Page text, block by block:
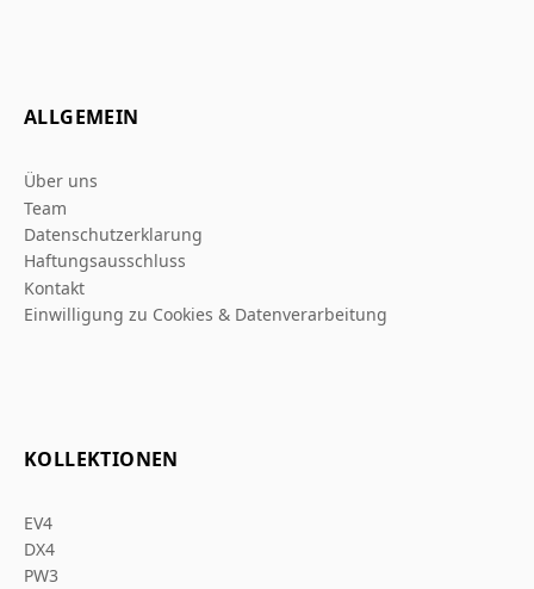
ALLGEMEIN
Über uns
Team
Datenschutzerklarung
Haftungsausschluss
Kontakt
Einwilligung zu Cookies & Datenverarbeitung
KOLLEKTIONEN
EV4
DX4
PW3